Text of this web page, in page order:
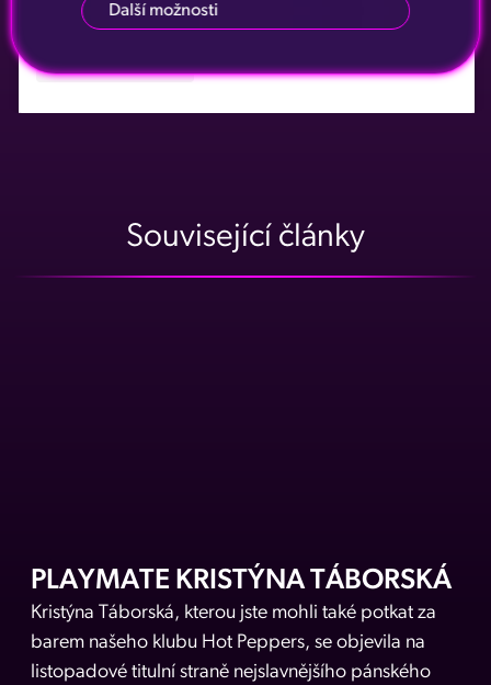
Související články
PLAYMATE KRISTÝNA TÁBORSKÁ
Kristýna Táborská, kterou jste mohli také potkat za
barem našeho klubu Hot Peppers, se objevila na
listopadové titulní straně nejslavnějšího pánského
Další možnosti